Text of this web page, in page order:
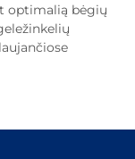
optimalią bėgių